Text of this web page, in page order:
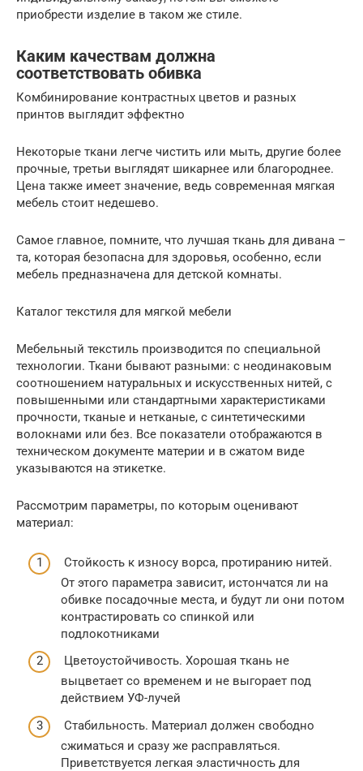
приобрести изделие в таком же стиле.
Каким качествам должна
соответствовать обивка
Комбинирование контрастных цветов и разных
принтов выглядит эффектно
Некоторые ткани легче чистить или мыть, другие более
прочные, третьи выглядят шикарнее или благороднее.
Цена также имеет значение, ведь современная мягкая
мебель стоит недешево.
Самое главное, помните, что лучшая ткань для дивана –
та, которая безопасна для здоровья, особенно, если
мебель предназначена для детской комнаты.
Каталог текстиля для мягкой мебели
Мебельный текстиль производится по специальной
технологии. Ткани бывают разными: с неодинаковым
соотношением натуральных и искусственных нитей, с
повышенными или стандартными характеристиками
прочности, тканые и нетканые, с синтетическими
волокнами или без. Все показатели отображаются в
техническом документе материи и в сжатом виде
указываются на этикетке.
Рассмотрим параметры, по которым оценивают
материал:
Стойкость к износу ворса, протиранию нитей.
От этого параметра зависит, истончатся ли на
обивке посадочные места, и будут ли они потом
контрастировать со спинкой или
подлокотниками
Цветоустойчивость. Хорошая ткань не
выцветает со временем и не выгорает под
действием УФ-лучей
Стабильность. Материал должен свободно
сжиматься и сразу же расправляться.
Приветствуется легкая эластичность для